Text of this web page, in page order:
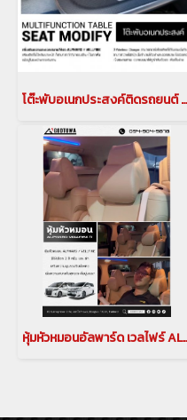
โต๊ะพับอเนกประสงค์ติดรถยนต์ สำหรับ รถยนต์อัลพาร์ด/เวลไฟร์ 2015-2022 โต๊ะทำงานติดรถยนต์อัลพาร์ด เวลไฟร์ ที่วางอเนกประสงค์ หลังเบาะคู่หน้า โต๊ะพับอเนกประสงค์
หุ้มหัวหมอนอัลพาร์ด เวลไฟร์